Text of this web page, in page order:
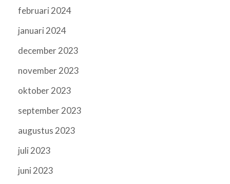
februari 2024
januari 2024
december 2023
november 2023
oktober 2023
september 2023
augustus 2023
juli 2023
juni 2023